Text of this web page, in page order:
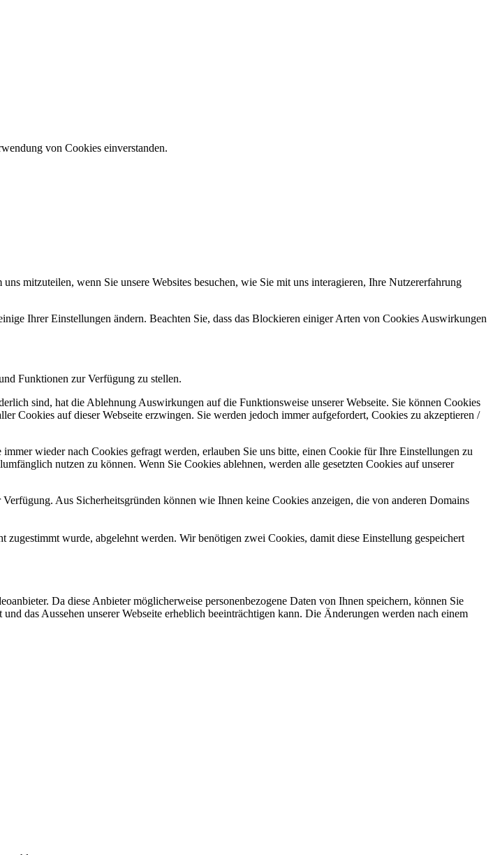
von Cookies einverstanden.
mitzuteilen, wenn Sie unsere Websites besuchen, wie Sie mit uns interagieren, Ihre Nutzererfahrung
Ihrer Einstellungen ändern. Beachten Sie, dass das Blockieren einiger Arten von Cookies Auswirkungen
Funktionen zur Verfügung zu stellen.
sind, hat die Ablehnung Auswirkungen auf die Funktionsweise unserer Webseite. Sie können Cookies
Cookies auf dieser Webseite erzwingen. Sie werden jedoch immer aufgefordert, Cookies zu akzeptieren /
wieder nach Cookies gefragt werden, erlauben Sie uns bitte, einen Cookie für Ihre Einstellungen zu
nutzen zu können. Wenn Sie Cookies ablehnen, werden alle gesetzten Cookies auf unserer
Aus Sicherheitsgründen können wie Ihnen keine Cookies anzeigen, die von anderen Domains
wurde, abgelehnt werden. Wir benötigen zwei Cookies, damit diese Einstellung gespeichert
Da diese Anbieter möglicherweise personenbezogene Daten von Ihnen speichern, können Sie
das Aussehen unserer Webseite erheblich beeinträchtigen kann. Die Änderungen werden nach einem